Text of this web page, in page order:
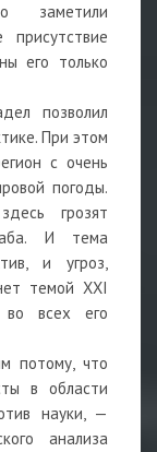
заметили
его только
позволил
При этом
с очень
погоды.
грозят
И тема
и угроз,
темой XXI
всех его
потому, что
в области
науки, —
анализа